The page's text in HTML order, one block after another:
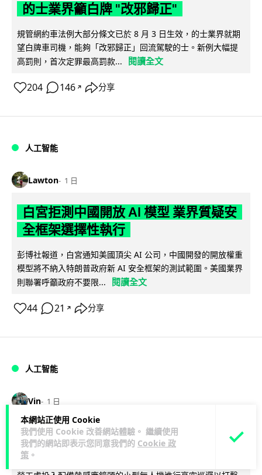
本網站正使用 Cookie
我們使用 Cookie 改善網站體驗。 繼續使用
我們的網站即表示您同意我們的 Cookie 政
策 。
的士業界籲白牌 "改邪歸正"
規管網約車法例大部分條文已於 8 月 3 日生效，的士業界就期
望白牌車司機，能夠「改邪歸正」回流駕駛的士。新例大幅提
高罰則，首次定罪最高罰款...
閱讀全文
204 146 ↗ 分享
人工智能
Lawton 1 日
白宮拒測中國開放 AI 模型 業界質疑安
全框架選擇性執行
彭博社報道，白宮通知美國頂尖 AI 公司，中國開發的開放權重
模型將不納入特朗普政府新 AI 安全框架的測試範圍。美國業界
則聯署呼籲政府不要限...
閱讀全文
44 21 ↗ 分享
人工智能
Vin 1 日
地盤偷吸煙難逃高空法眼 勞工處出動熱
感無人機 擬加 AI 人臉識別精準執法